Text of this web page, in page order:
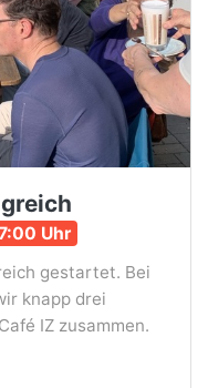
Uhr
gestartet. Bei
knapp drei
IZ zusammen.